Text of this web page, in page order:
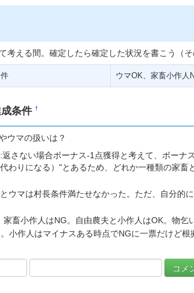
考える間。確定したら確定した状況を書こう（そ
ウマOK、家畜小作人
成条件†
ウマの扱いは？
さない場合ボーナス-1点獲得と考えて、ボー
わりになる）"とあるため、どれか一種類の家
ウマは村長条件満たせなかった。ただ、自分的
家畜小作人はNG。自由農夫と小作人はOK。物乞
小作人はマイナスある時点でNGに一票だけど根